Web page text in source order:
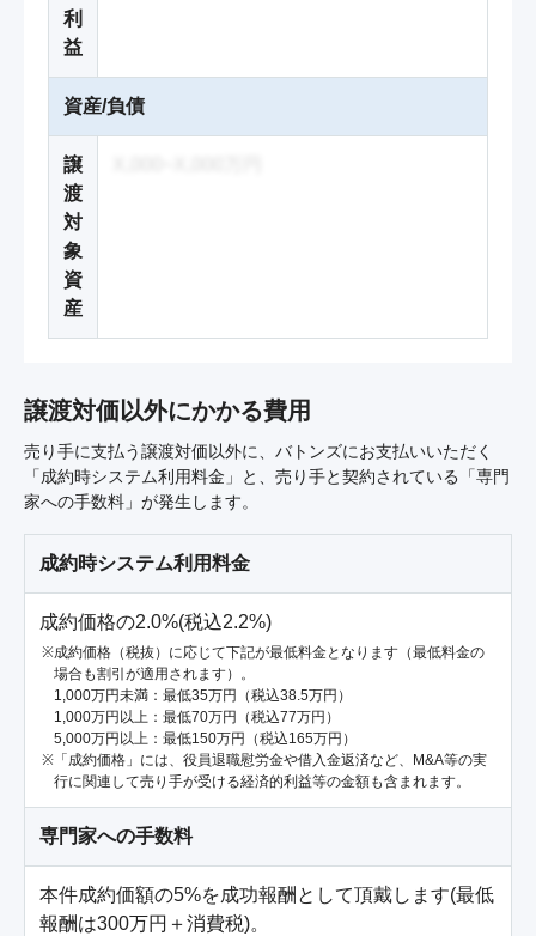
利
益
資産/負債
譲
渡
対
象
資
産
譲渡対価以外にかかる費用
売り手に支払う譲渡対価以外に、バトンズにお支払いいただく
「成約時システム利用料金」と、売り手と契約されている「専門
家への手数料」が発生します。
成約時システム利用料金
成約価格の2.0%(税込2.2%)
成約価格（税抜）に応じて下記が最低料金となります（最低料金の
場合も割引が適用されます）。
1,000万円未満：最低35万円（税込38.5万円）
1,000万円以上：最低70万円（税込77万円）
5,000万円以上：最低150万円（税込165万円）
「成約価格」には、役員退職慰労金や借入金返済など、M&A等の実
行に関連して売り手が受ける経済的利益等の金額も含まれます。
専門家への手数料
本件成約価額の5%を成功報酬として頂戴します(最低
報酬は300万円＋消費税)。